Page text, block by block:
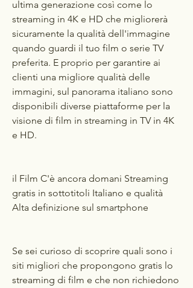
ultima generazione così come lo
streaming in 4K e HD che migliorerà
sicuramente la qualità dell'immagine
quando guardi il tuo film o serie TV
preferita. E proprio per garantire ai
clienti una migliore qualità delle
immagini, sul panorama italiano sono
disponibili diverse piattaforme per la
visione di film in streaming in TV in 4K
e HD.
il Film C'è ancora domani Streaming
gratis in sottotitoli Italiano e qualità
Alta definizione sul smartphone
Se sei curioso di scoprire quali sono i
siti migliori che propongono gratis lo
streaming di film e che non richiedono